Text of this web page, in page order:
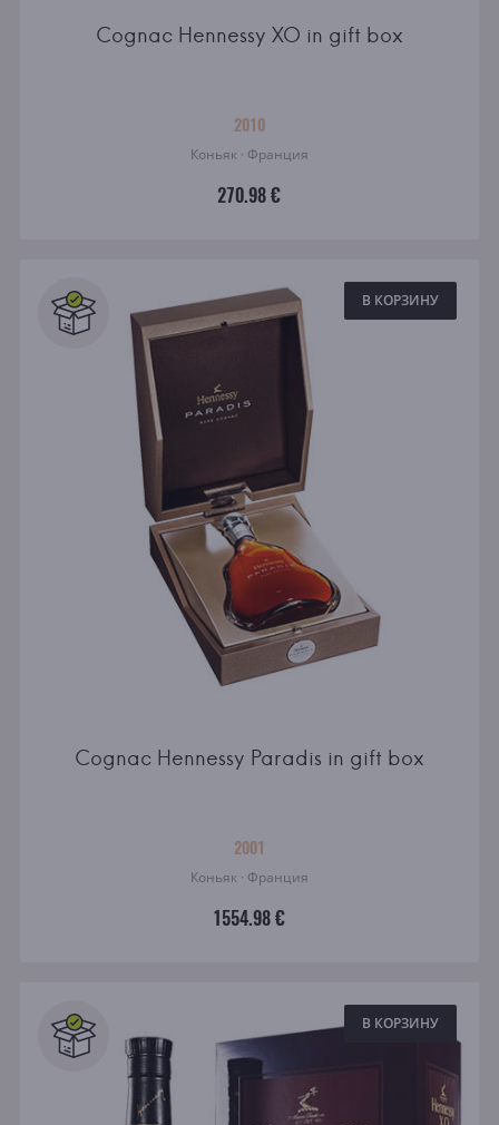
Cognac Hennessy XO in gift box
2010
Коньяк · Франция
270.98 €
В КОРЗИНУ
Cognac Hennessy Paradis in gift box
2001
Коньяк · Франция
1554.98 €
В КОРЗИНУ